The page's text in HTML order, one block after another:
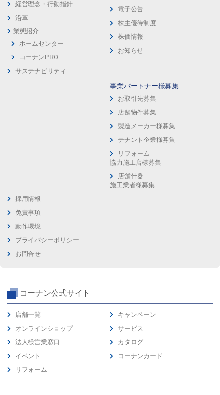
経営理念・行動指針
沿革
業態紹介
ホームセンター
コーナンPRO
サステナビリティ
電子公告
株主優待制度
株価情報
お知らせ
事業パートナー様募集
お取引先募集
店舗物件募集
製造メーカー様募集
テナント企業様募集
リフォーム
協力施工店様募集
店舗什器
施工業者様募集
採用情報
免責事項
動作環境
プライバシーポリシー
お問合せ
コーナン公式サイト
店舗一覧
オンラインショップ
法人様営業窓口
イベント
リフォーム
キャンペーン
サービス
カタログ
コーナンカード